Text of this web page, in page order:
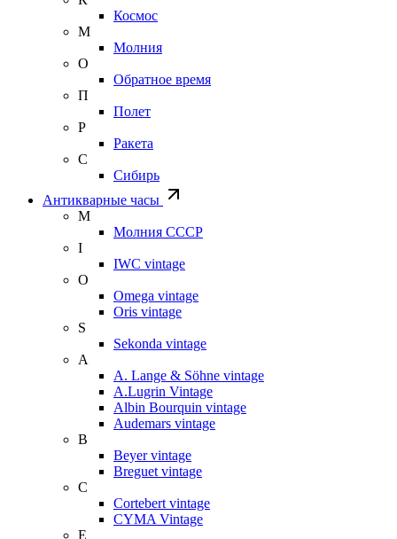
Космос
М
Молния
О
Обратное время
П
Полет
Р
Ракета
С
Сибирь
Антикварные часы
М
Молния СССР
I
IWC vintage
O
Omega vintage
Oris vintage
S
Sekonda vintage
A
A. Lange & Söhne vintage
A.Lugrin Vintage
Albin Bourquin vintage
Audemars vintage
B
Beyer vintage
Breguet vintage
C
Cortebert vintage
CYMA Vintage
E